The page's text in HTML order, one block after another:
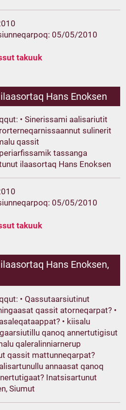
05/05/2010
takuuk
Hans Enoksen
• Sinerissami aalisariutit
sulinerit
qassit
tassanga
ilaasortaq Hans Enoksen
05/05/2010
takuuk
Hans Enoksen,
• Qassutaarsiutinut
qassit atorneqarpat? •
• kiisalu
qanoq annertutigisut
qaleralinniarnerup
qassit mattunneqarpat?
annaasat qanoq
Inatsisartunut
Siumut